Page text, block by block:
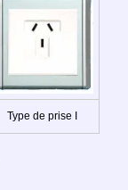
Type de prise I